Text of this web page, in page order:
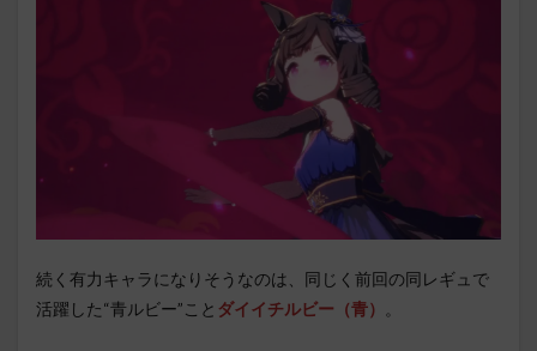
続く有力キャラになりそうなのは、同じく前回の同レギュで
活躍した“青ルビー”こと ダイイチルビー（青） 。